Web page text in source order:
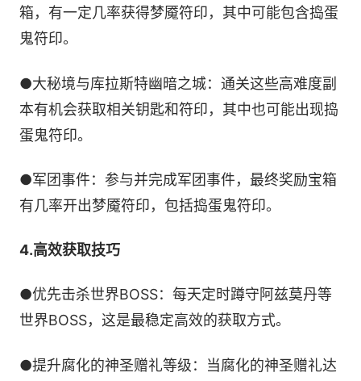
箱，有一定几率获得梦魇符印，其中可能包含捣蛋
鬼符印。
●大秘境与库拉斯特幽暗之城：通关这些高难度副
本有机会获取相关钥匙和符印，其中也可能出现捣
蛋鬼符印。
●军团事件：参与并完成军团事件，最终奖励宝箱
有几率开出梦魇符印，包括捣蛋鬼符印。
4.高效获取技巧
●优先击杀世界BOSS：每天定时蹲守阿兹莫丹等
世界BOSS，这是最稳定高效的获取方式。
●提升腐化的神圣赠礼等级：当腐化的神圣赠礼达